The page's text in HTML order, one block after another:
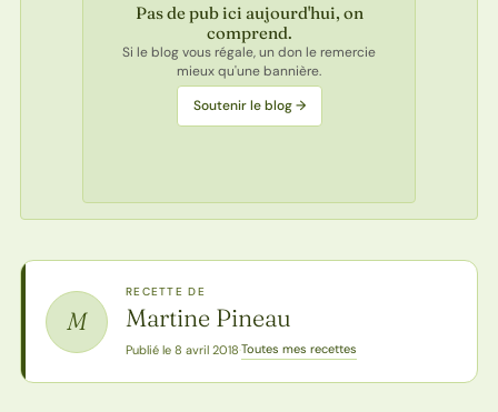
Pas de pub ici aujourd'hui, on
comprend.
Si le blog vous régale, un don le remercie
mieux qu'une bannière.
Soutenir le blog →
M
RECETTE DE
Martine Pineau
Publié le 8 avril 2018·Toutes mes recettes